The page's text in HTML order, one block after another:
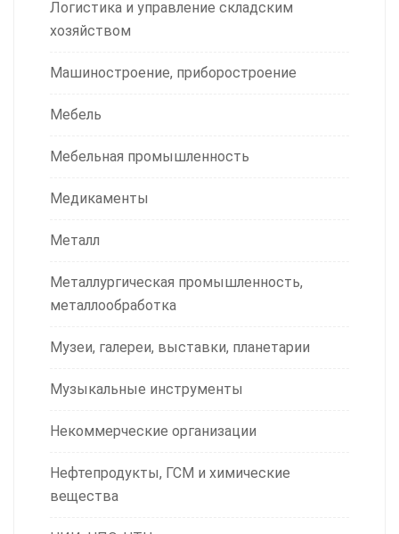
Логистика и управление складским
хозяйством
Машиностроение, приборостроение
Мебель
Мебельная промышленность
Медикаменты
Металл
Металлургическая промышленность,
металлообработка
Музеи, галереи, выставки, планетарии
Музыкальные инструменты
Некоммерческие организации
Нефтепродукты, ГСМ и химические
вещества